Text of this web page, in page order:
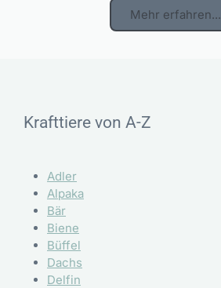
Mehr erfahren...
Krafttiere von A-Z
Adler
Alpaka
Bär
Biene
Büffel
Dachs
Delfin